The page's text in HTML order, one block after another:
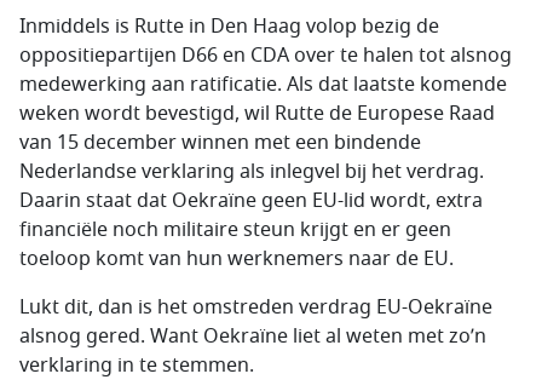
Inmiddels is Rutte in Den Haag volop bezig de
oppositiepartijen D66 en CDA over te halen tot alsnog
medewerking aan ratificatie. Als dat laatste komende
weken wordt bevestigd, wil Rutte de Europese Raad
van 15 december winnen met een bindende
Nederlandse verklaring als inlegvel bij het verdrag.
Daarin staat dat Oekraïne geen EU-lid wordt, extra
financiële noch militaire steun krijgt en er geen
toeloop komt van hun werknemers naar de EU.
Lukt dit, dan is het omstreden verdrag EU-Oekraïne
alsnog gered. Want Oekraïne liet al weten met zo’n
verklaring in te stemmen.